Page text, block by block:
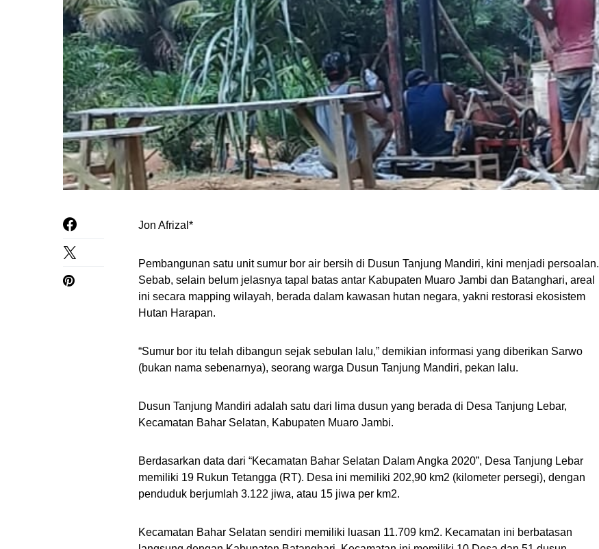
Jon Afrizal*
Pembangunan satu unit sumur bor air bersih di Dusun Tanjung Mandiri, kini menjadi persoalan.
Sebab, selain belum jelasnya tapal batas antar Kabupaten Muaro Jambi dan Batanghari, areal
ini secara mapping wilayah, berada dalam kawasan hutan negara, yakni restorasi ekosistem
Hutan Harapan.
“Sumur bor itu telah dibangun sejak sebulan lalu,” demikian informasi yang diberikan Sarwo
(bukan nama sebenarnya), seorang warga Dusun Tanjung Mandiri, pekan lalu.
Dusun Tanjung Mandiri adalah satu dari lima dusun yang berada di Desa Tanjung Lebar,
Kecamatan Bahar Selatan, Kabupaten Muaro Jambi.
Berdasarkan data dari “Kecamatan Bahar Selatan Dalam Angka 2020”, Desa Tanjung Lebar
memiliki 19 Rukun Tetangga (RT). Desa ini memiliki 202,90 km2 (kilometer persegi), dengan
penduduk berjumlah 3.122 jiwa, atau 15 jiwa per km2.
Kecamatan Bahar Selatan sendiri memiliki luasan 11.709 km2. Kecamatan ini berbatasan